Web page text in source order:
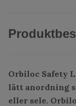
Orbiloc Safety
lätt anordning
eller sele.